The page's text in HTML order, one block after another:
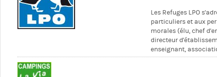
Les Refuges LPO
particuliers et aux
morales (élu, chef
directeur
enseignant,